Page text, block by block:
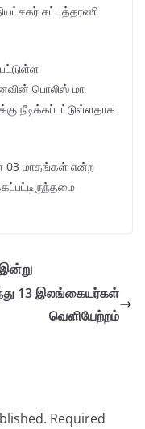
சட்டத்தரணி
பொலிஸ் மா
நீடிக்கப்பட்டுள்ளதாக
03 மாதங்கள் என்ற
இன்று
13 இலங்கையர்கள்
வௌியேற்றம்
Required